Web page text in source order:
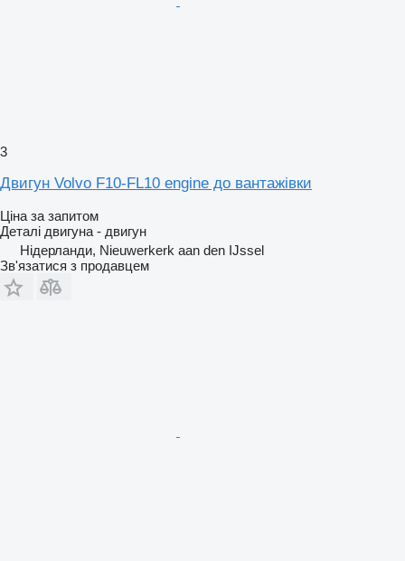
3
Двигун Volvo F10-FL10 engine до вантажівки
Ціна за запитом
Деталі двигуна - двигун
Нідерланди, Nieuwerkerk aan den IJssel
Зв'язатися з продавцем